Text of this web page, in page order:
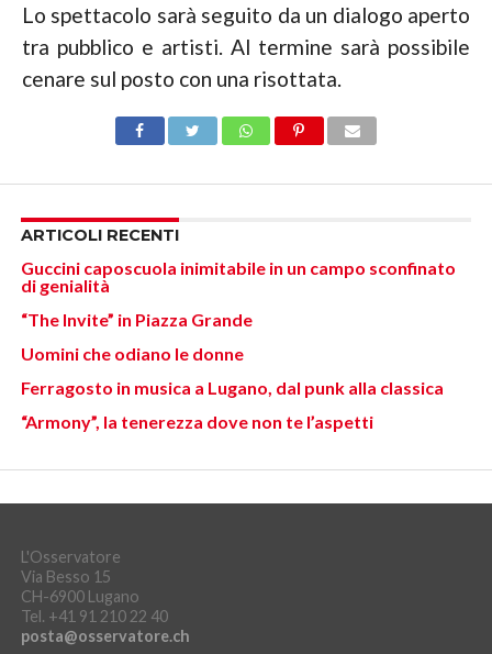
Lo spettacolo sarà seguito da un dialogo aperto
tra pubblico e artisti. Al termine sarà possibile
cenare sul posto con una risottata.
ARTICOLI RECENTI
Guccini caposcuola inimitabile in un campo sconfinato
di genialità
“The Invite” in Piazza Grande
Uomini che odiano le donne
Ferragosto in musica a Lugano, dal punk alla classica
“Armony”, la tenerezza dove non te l’aspetti
L'Osservatore
Via Besso 15
CH-6900 Lugano
Tel. +41 91 210 22 40
posta@osservatore.ch